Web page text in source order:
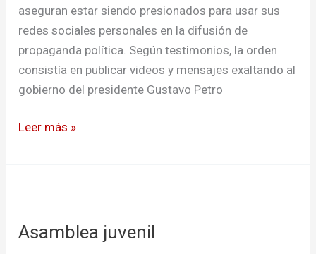
aseguran estar siendo presionados para usar sus
redes sociales personales en la difusión de
propaganda política. Según testimonios, la orden
consistía en publicar videos y mensajes exaltando al
gobierno del presidente Gustavo Petro
Leer más »
Asamblea juvenil